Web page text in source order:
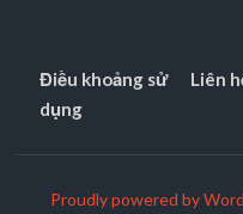
Điều khoảng sử
dụng
Liên
Proudly powered by